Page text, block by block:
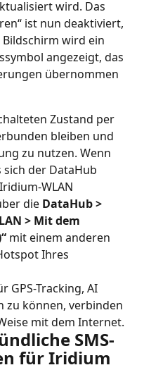
wird. Das
ist nun deaktiviert,
wird ein
angezeigt, das
übernommen
Zustand per
bleiben und
zu nutzen. Wenn
der DataHub
WLAN
die DataHub >
> Mit dem
mit einem anderen
Ihres
GPS-Tracking, AI
zu können, verbinden
mit dem Internet.
SMS-
für Iridium